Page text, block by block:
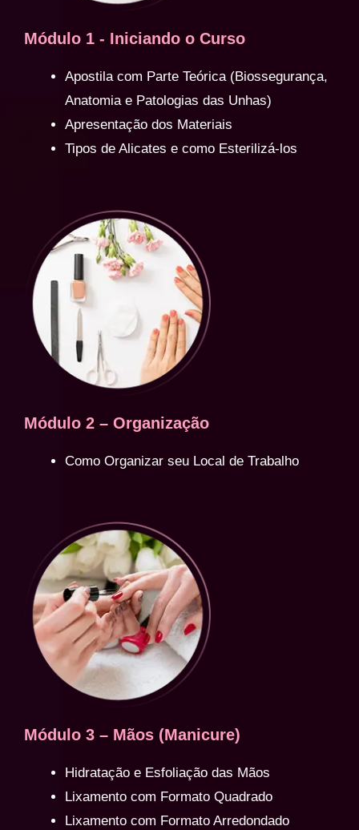
Módulo 1 - Iniciando o Curso
Apostila com Parte Teórica (Biossegurança,
Anatomia e Patologias das Unhas)
Apresentação dos Materiais
Tipos de Alicates e como Esterilizá-los
Módulo 2 – Organização
Como Organizar seu Local de Trabalho
Módulo 3 – Mãos (Manicure)
Hidratação e Esfoliação das Mãos
Lixamento com Formato Quadrado
Lixamento com Formato Arredondado